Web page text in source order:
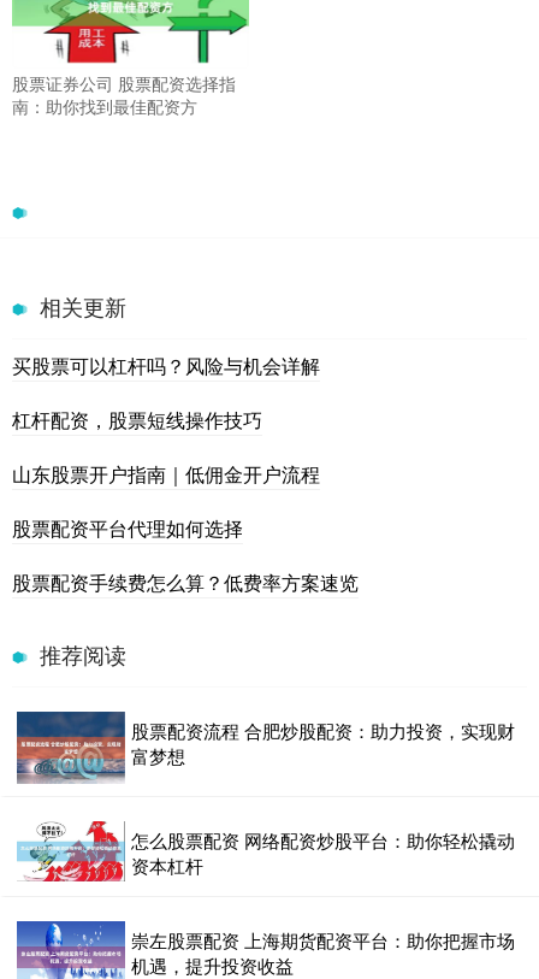
股票证券公司 股票配资选择指
南：助你找到最佳配资方
相关更新
买股票可以杠杆吗？风险与机会详解
杠杆配资，股票短线操作技巧
山东股票开户指南｜低佣金开户流程
股票配资平台代理如何选择
股票配资手续费怎么算？低费率方案速览
推荐阅读
股票配资流程 合肥炒股配资：助力投资，实现财
富梦想
怎么股票配资 网络配资炒股平台：助你轻松撬动
资本杠杆
崇左股票配资 上海期货配资平台：助你把握市场
机遇，提升投资收益